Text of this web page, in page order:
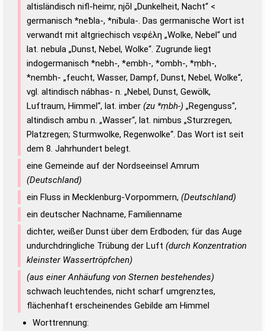
altisländisch nifl-heimr, njōl „Dunkelheit, Nacht“ <
germanisch *neƀla-, *niƀula-. Das germanische Wort ist
verwandt mit altgriechisch νεφέλη „Wolke, Nebel“ und
lat. nebula „Dunst, Nebel, Wolke“. Zugrunde liegt
indogermanisch *nebh-, *embh-, *ombh-, *ṃbh-,
*nembh- „feucht, Wasser, Dampf, Dunst, Nebel, Wolke“,
vgl. altindisch nábhas- n. „Nebel, Dunst, Gewölk,
Luftraum, Himmel“, lat. imber (zu *ṃbh-) „Regenguss“,
altindisch ambu n. „Wasser“, lat. nimbus „Sturzregen,
Platzregen; Sturmwolke, Regenwolke“. Das Wort ist seit
dem 8. Jahrhundert belegt.
eine Gemeinde auf der Nordseeinsel Amrum
(Deutschland)
ein Fluss in Mecklenburg-Vorpommern, (Deutschland)
ein deutscher Nachname, Familienname
dichter, weißer Dunst über dem Erdboden; für das Auge
undurchdringliche Trübung der Luft (durch Konzentration
kleinster Wassertröpfchen)
(aus einer Anhäufung von Sternen bestehendes)
schwach leuchtendes, nicht scharf umgrenztes,
flächenhaft erscheinendes Gebilde am Himmel
Worttrennung: